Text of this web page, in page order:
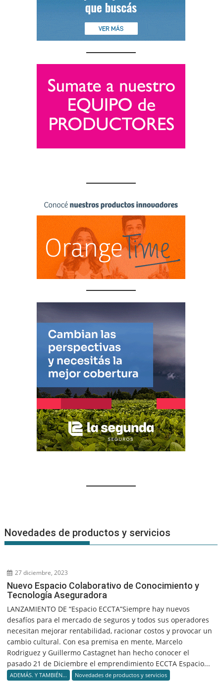
Novedades de productos y servicios
27 diciembre, 2023
Nuevo Espacio Colaborativo de Conocimiento y
Tecnología Aseguradora
LANZAMIENTO DE “Espacio ECCTA”Siempre hay nuevos
desafíos para el mercado de seguros y todos sus operadores
necesitan mejorar rentabilidad, racionar costos y provocar un
cambio cultural. Con esa premisa en mente, Marcelo
Rodriguez y Guillermo Castagnet han hecho conocer el
pasado 21 de Diciembre el emprendimiento ECCTA Espacio...
ADEMÁS. Y TAMBIÉN... Novedades de productos y servicios